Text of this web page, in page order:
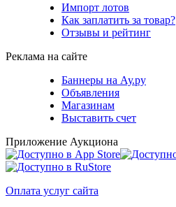
Импорт лотов
Как заплатить за товар?
Отзывы и рейтинг
Реклама на сайте
Баннеры на Ау.ру
Объявления
Магазинам
Выставить счет
Приложение Аукциона
Оплата услуг сайта